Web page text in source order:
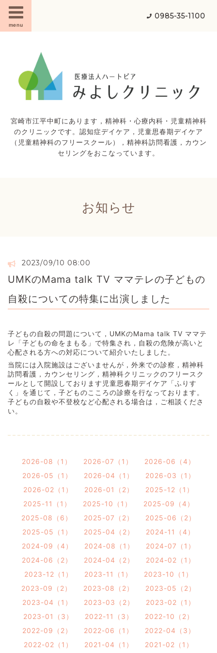
menu
0985-35-1100
宮崎市江平中町にあります，精神科・心療内科・児童精神科
のクリニックです。認知症デイケア，児童思春期デイケア
（児童精神科のフリースクール），精神科訪問看護，カウン
セリングをおこなっています。
お知らせ
2023/09/10 08:00
UMKのMama talk TV ママテレの子どもの
自殺についての特集に出演しました
子どもの自殺の問題について，UMKのMama talk TV ママテ
レ「子どもの命をまもる」で特集され，自殺の危険が高いと
心配される方への対応について紹介いたしました。
当院には入院施設はございませんが，外来での診察，精神科
訪問看護，カウンセリング，精神科クリニックのフリースク
ールとして開設しております児童思春期デイケア「ふりす
く」を通じて，子どものこころの診療を行なっております。
子どもの自殺や不登校など心配される場合は，ご相談くださ
い。
2026-08（1） 2026-07（1）
2026-06（4）
2026-05（1）
2026-04（1）
2026-03（1）
2026-02（1）
2026-01（2）
2025-12（1）
2025-11（1）
2025-10（1）
2025-09（4）
2025-08（6）
2025-07（2）
2025-06（2）
2025-05（1）
2025-04（2）
2024-11（4）
2024-09（4）
2024-08（1）
2024-07（1）
2024-06（2）
2024-04（2）
2024-02（1）
2023-12（1）
2023-11（1）
2023-10（1）
2023-09（2）
2023-08（2）
2023-05（2）
2023-04（1）
2023-03（2）
2023-02（1）
2023-01（3）
2022-11（3）
2022-10（2）
2022-09（2）
2022-06（1）
2022-04（3）
2022-02（1）
2021-04（1） 2021-02（1）